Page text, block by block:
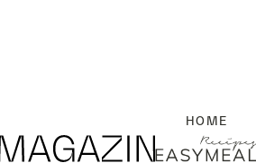
HOME